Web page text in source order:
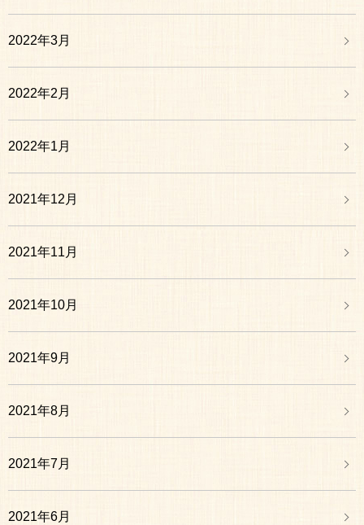
2022年3月
2022年2月
2022年1月
2021年12月
2021年11月
2021年10月
2021年9月
2021年8月
2021年7月
2021年6月